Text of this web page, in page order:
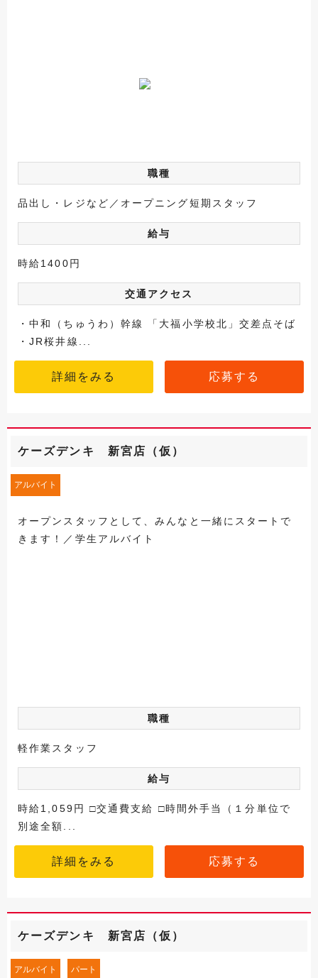
職種
品出し・レジなど／オープニング短期スタッフ
給与
時給1400円
交通アクセス
・中和（ちゅうわ）幹線 「大福小学校北」交差点そば
・JR桜井線...
詳細をみる 応募する
ケーズデンキ 新宮店（仮）
アルバイト
オープンスタッフとして、みんなと一緒にスタートで
きます！／学生アルバイト
職種
軽作業スタッフ
給与
時給1,059円 □交通費支給 □時間外手当（１分単位で
別途全額...
詳細をみる 応募する
ケーズデンキ 新宮店（仮）
アルバイト パート